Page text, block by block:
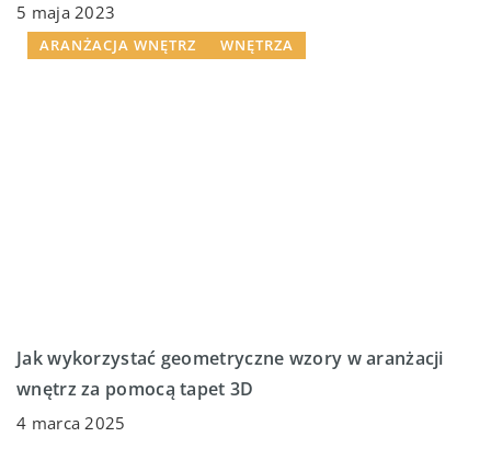
5 maja 2023
ARANŻACJA WNĘTRZ WNĘTRZA
Jak wykorzystać geometryczne wzory w aranżacji
wnętrz za pomocą tapet 3D
4 marca 2025